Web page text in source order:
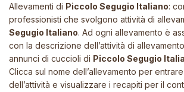
Allevamenti di Piccolo Segugio Italiano:
professionisti che svolgono attività di
Segugio Italiano. Ad ogni allevamento è
con la descrizione dell’attività di
annunci di cuccioli di Piccolo Segugio
Clicca sul nome dell’allevamento per
dell’attività e visualizzare i recapiti per il